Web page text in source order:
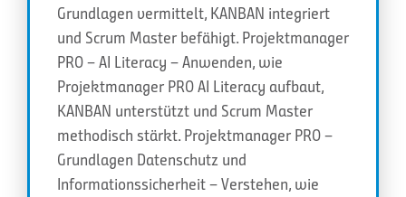
Grundlagen vermittelt, KANBAN integriert
und Scrum Master befähigt. Projektmanager
PRO – AI Literacy – Anwenden, wie
Projektmanager PRO AI Literacy aufbaut,
KANBAN unterstützt und Scrum Master
methodisch stärkt. Projektmanager PRO –
Grundlagen Datenschutz und
Informationssicherheit – Verstehen, wie